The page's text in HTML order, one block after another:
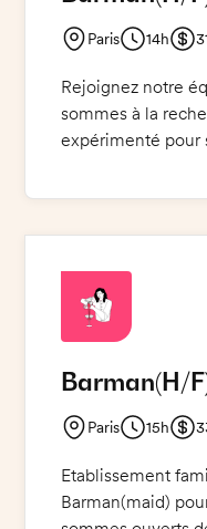
Paris 14h
Rejoignez notre
sommes à la
expérimenté pour
Vous aurez
qui a une passion
et qui peut faire
professionnelle
N'attendez plus et
Barman(H/
Paris 15h
Etablissement
Barman(maid)